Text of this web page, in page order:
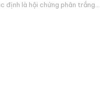
định là hội chứng phân trắng